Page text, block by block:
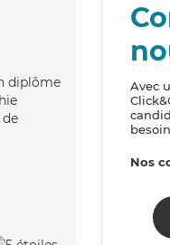
diplôme
Avec
Nos